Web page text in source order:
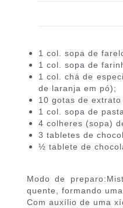
1 col. sopa de
1 col. sopa de
1 col. chá de
de laranja em pó);
10 gotas de
1 col. sopa de
4 colheres (sopa)
3 tabletes de
½ tablete de
Modo de
quente, formando
Com auxílio de uma